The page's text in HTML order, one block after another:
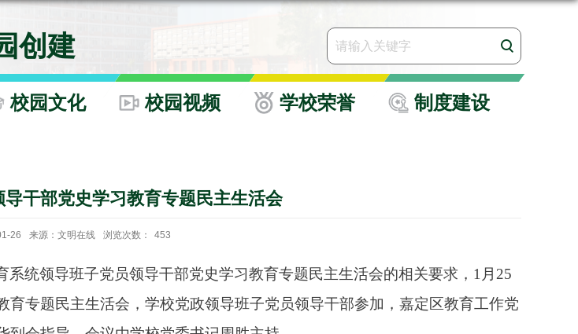
创建
校园文化 校园视频 学校荣誉 制度建设
干部党史学习教育专题民主生活会
26 来源：文明在线 浏览次数： 453
统领导班子党员领导干部党史学习教育专题民主生活会的相关要求， 1 月 25
专题民主生活会，学校党政领导班子党员领导干部参加，嘉定区教育工作党